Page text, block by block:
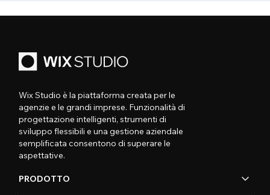
Wix Studio è la piattaforma creata per le
agenzie e le grandi imprese. Funzionalità di
progettazione intelligenti, strumenti di
sviluppo flessibili e una gestione aziendale
semplificata consentono di superare le
aspettative.
PRODOTTO